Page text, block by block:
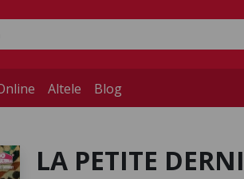
Altele Blog
LA PETITE